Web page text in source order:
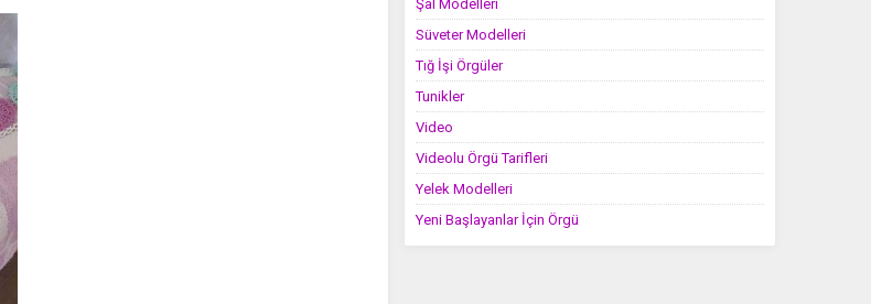
Şal Modelleri
Süveter Modelleri
Tığ İşi Örgüler
Tunikler
Video
Videolu Örgü Tarifleri
Yelek Modelleri
Yeni Başlayanlar İçin Örgü